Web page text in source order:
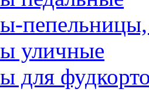
уличные
для